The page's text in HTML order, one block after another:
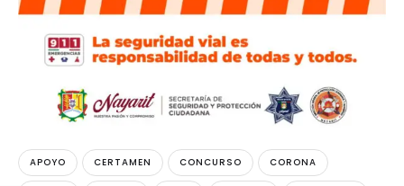
APOYO CERTAMEN CONCURSO CORONA